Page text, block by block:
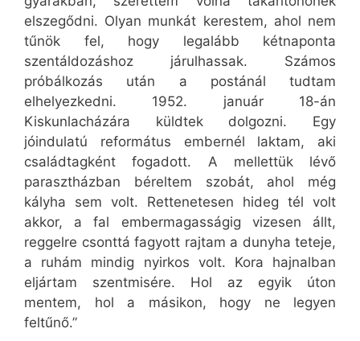
elszegődni. Olyan munkát kerestem, ahol nem
tűnök fel, hogy legalább kétnaponta
szentáldozáshoz járulhassak. Számos
próbálkozás után a postánál tudtam
elhelyezkedni. 1952. január 18-án
Kiskunlacházára küldtek dolgozni. Egy
jóindulatú református embernél laktam, aki
családtagként fogadott. A mellettük lévő
parasztházban béreltem szobát, ahol még
kályha sem volt. Rettenetesen hideg tél volt
akkor, a fal embermagasságig vizesen állt,
reggelre csonttá fagyott rajtam a dunyha teteje,
a ruhám mindig nyirkos volt. Kora hajnalban
eljártam szentmisére. Hol az egyik úton
mentem, hol a másikon, hogy ne legyen
feltűnő.”